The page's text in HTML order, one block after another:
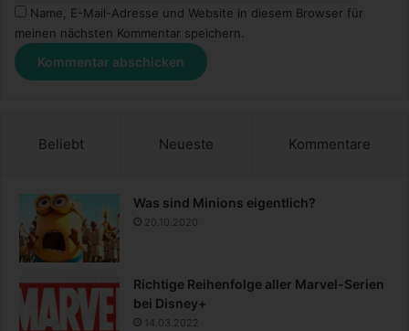
Name, E-Mail-Adresse und Website in diesem Browser für
meinen nächsten Kommentar speichern.
Beliebt Neueste Kommentare
Was sind Minions eigentlich?
20.10.2020
Richtige Reihenfolge aller Marvel-Serien
bei Disney+
14.03.2022